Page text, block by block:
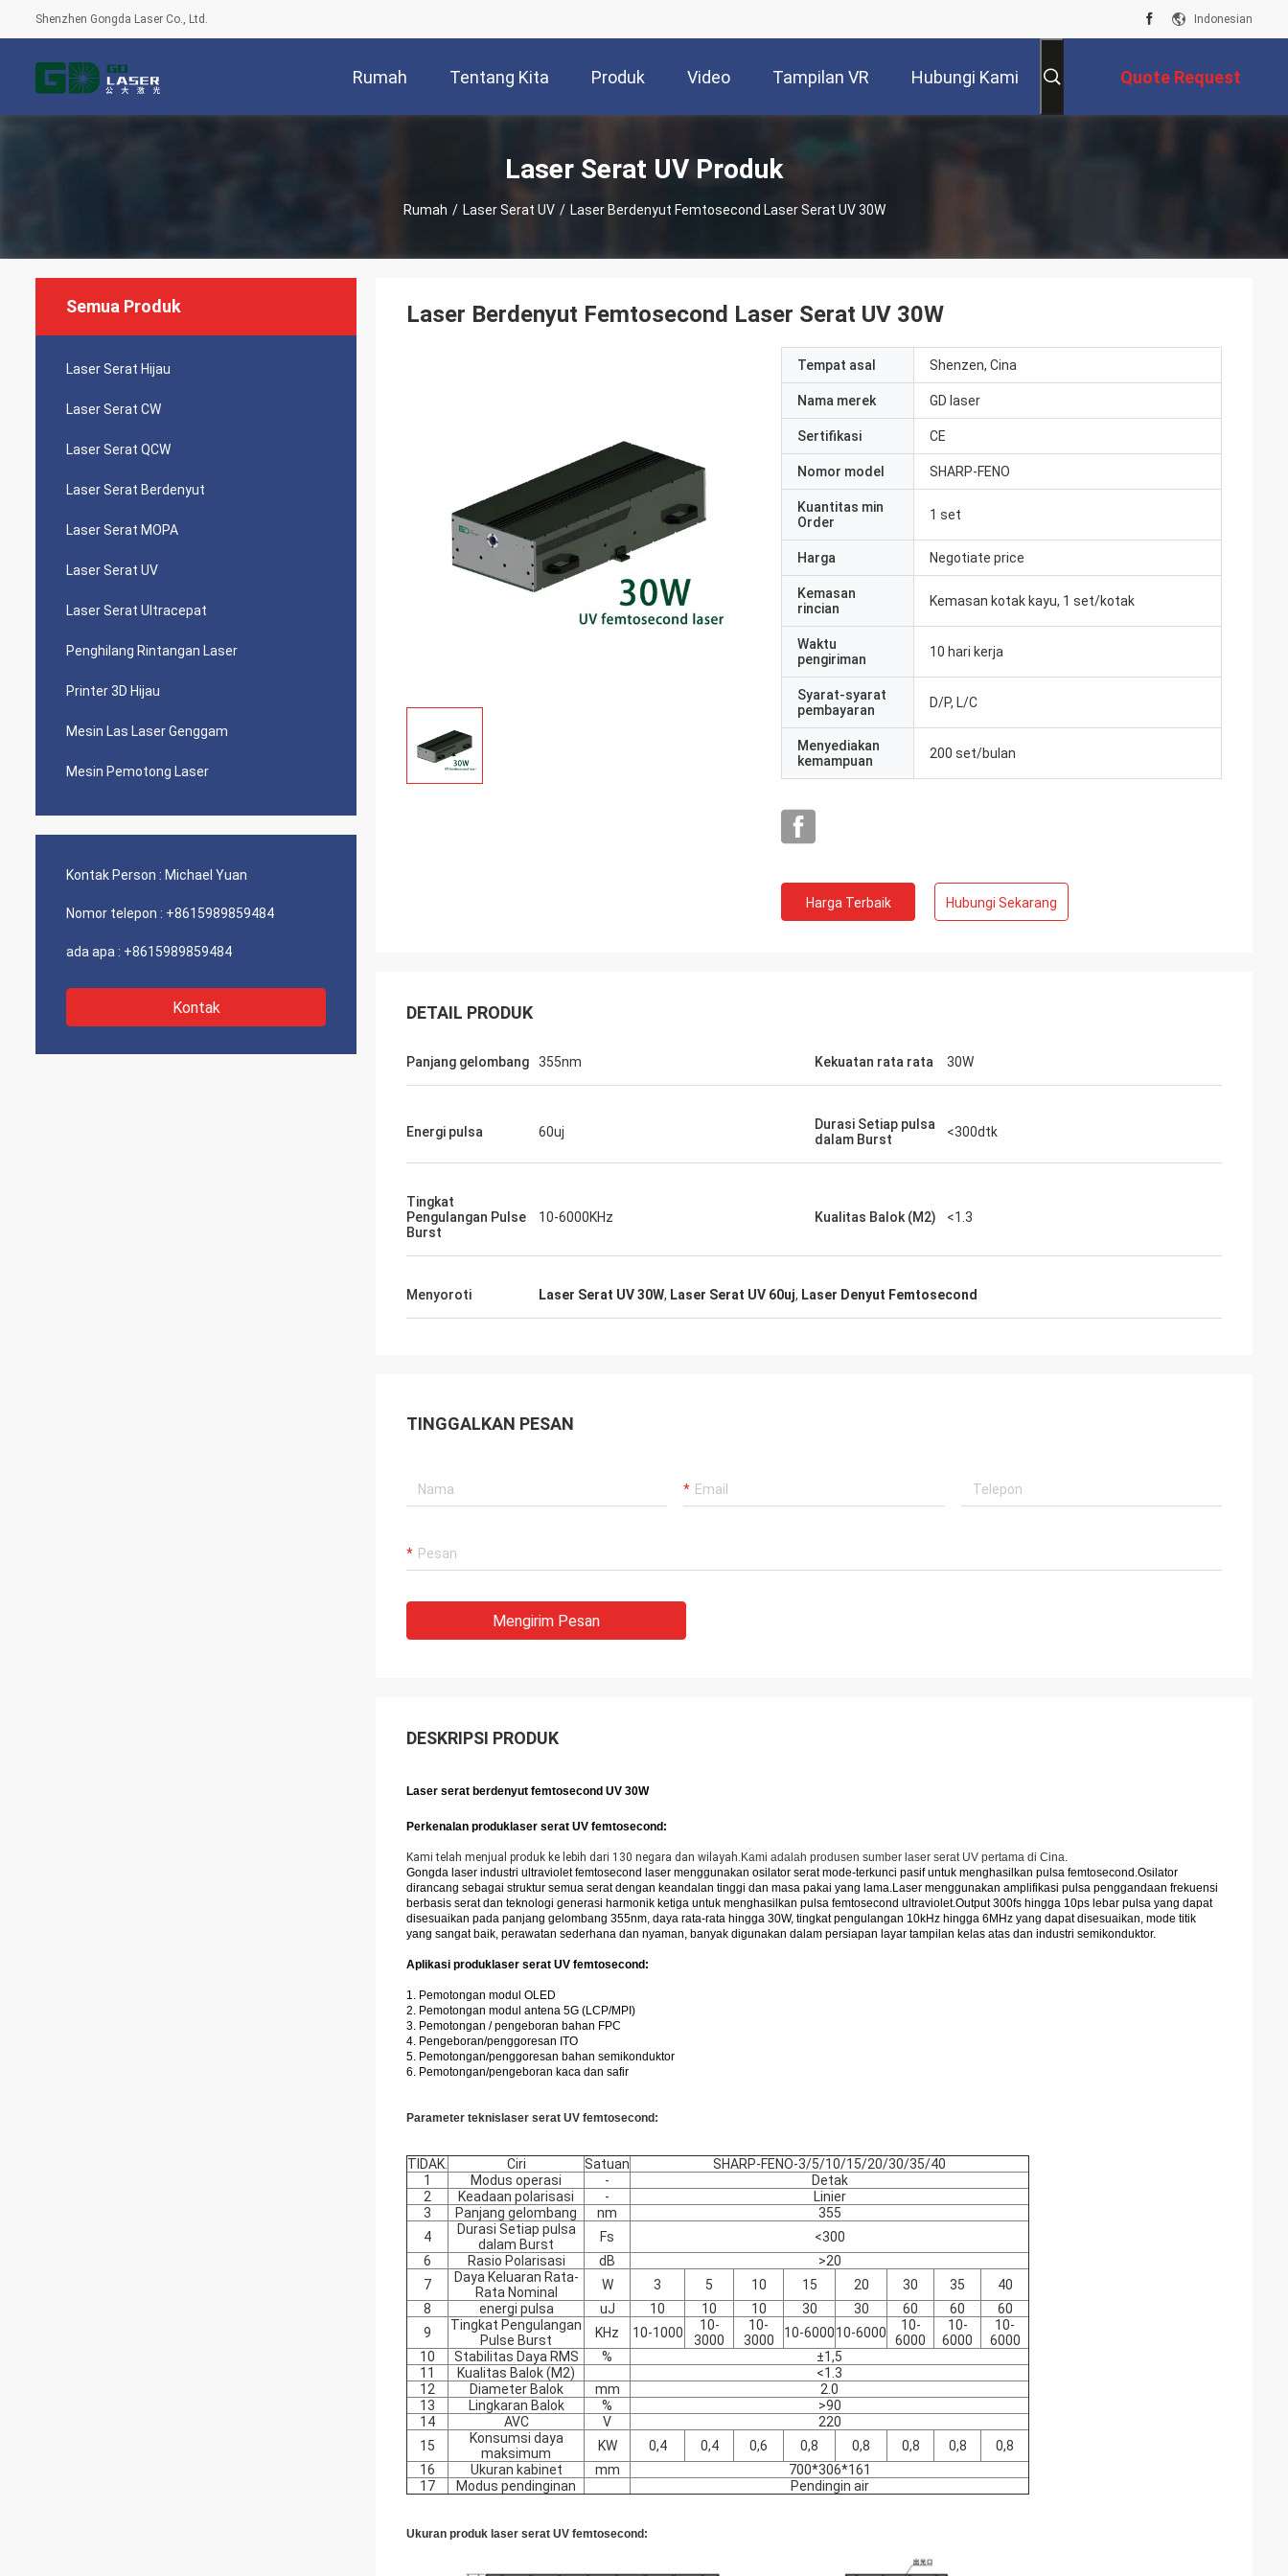
Shenzhen Gongda Laser Co., Ltd. Indonesian
Rumah Tentang Kita Produk Video Tampilan VR Hubungi Kami Quote Request
Laser Serat UV Produk
Rumah / Laser Serat UV / Laser Berdenyut Femtosecond Laser Serat UV 30W
Semua Produk
Laser Serat Hijau
Laser Serat CW
Laser Serat QCW
Laser Serat Berdenyut
Laser Serat MOPA
Laser Serat UV
Laser Serat Ultracepat
Penghilang Rintangan Laser
Printer 3D Hijau
Mesin Las Laser Genggam
Mesin Pemotong Laser
Kontak Person : Michael Yuan
Nomor telepon : +8615989859484
ada apa : +8615989859484
Kontak
Laser Berdenyut Femtosecond Laser Serat UV 30W
Tempat asal Shenzen, Cina
Nama merek GD laser
Sertifikasi CE
Nomor model SHARP-FENO
Kuantitas min
Order
1 set
Harga Negotiate price
Kemasan
rincian
Kemasan kotak kayu, 1 set/kotak
Waktu
pengiriman
10 hari kerja
Syarat-syarat
pembayaran
D/P, L/C
Menyediakan
kemampuan
200 set/bulan
Harga Terbaik Hubungi Sekarang
DETAIL PRODUK
Panjang gelombang 355nm Kekuatan rata rata 30W
Energi pulsa 60uj
Durasi Setiap pulsa
dalam Burst
<300dtk
Tingkat
Pengulangan Pulse
Burst
10-6000KHz Kualitas Balok (M2) <1.3
Menyoroti Laser Serat UV 30W, Laser Serat UV 60uj, Laser Denyut Femtosecond
TINGGALKAN PESAN
Mengirim Pesan
DESKRIPSI PRODUK
Laser serat berdenyut femtosecond UV 30W
Perkenalan produk laser serat UV femtosecond:
Kami telah menjual produk ke lebih dari 130 negara dan wilayah. Kami adalah produsen sumber laser serat UV pertama di Cina.
Gongda laser industri ultraviolet femtosecond laser menggunakan osilator serat mode-terkunci pasif untuk menghasilkan pulsa femtosecond.Osilator
dirancang sebagai struktur semua serat dengan keandalan tinggi dan masa pakai yang lama.Laser menggunakan amplifikasi pulsa penggandaan frekuensi
berbasis serat dan teknologi generasi harmonik ketiga untuk menghasilkan pulsa femtosecond ultraviolet.Output 300fs hingga 10ps lebar pulsa yang dapat
disesuaikan pada panjang gelombang 355nm, daya rata-rata hingga 30W, tingkat pengulangan 10kHz hingga 6MHz yang dapat disesuaikan, mode titik
yang sangat baik, perawatan sederhana dan nyaman, banyak digunakan dalam persiapan layar tampilan kelas atas dan industri semikonduktor.
Aplikasi produk laser serat UV femtosecond:
1. Pemotongan modul OLED
2. Pemotongan modul antena 5G (LCP/MPI)
3. Pemotongan / pengeboran bahan FPC
4. Pengeboran/penggoresan ITO
5. Pemotongan/penggoresan bahan semikonduktor
6. Pemotongan/pengeboran kaca dan safir
Parameter teknis laser serat UV femtosecond:
TIDAK. Ciri Satuan
SHARP-FENO-3/5/10/15/20/30/35/40
1
Modus operasi -
Detak
2
Keadaan polarisasi -
Linier
3
Panjang gelombang nm
355
4
Durasi Setiap pulsa
dalam Burst
Fs
<300
6
Rasio Polarisasi dB
>20
7
Daya Keluaran Rata-
Rata Nominal
W 3 5 10 15 20 30 35
40
8
energi pulsa uJ 10 10 10 30 30 60 60
60
9
Tingkat Pengulangan
Pulse Burst
KHz 10-1000
10-
3000
10-
3000
10-600010-6000
10-
6000
10-
6000
10-
6000
10
Stabilitas Daya RMS %
±1,5
11
Kualitas Balok (M2)
<1.3
12
Diameter Balok mm
2.0
13
Lingkaran Balok %
>90
14
AVC V
220
15
Konsumsi daya
maksimum
KW 0,4 0,4 0,6 0,8 0,8 0,8 0,8
0,8
16
Ukuran kabinet mm
700*306*161
17
Modus pendinginan Pendingin air
Ukuran produk laser serat UV femtosecond: